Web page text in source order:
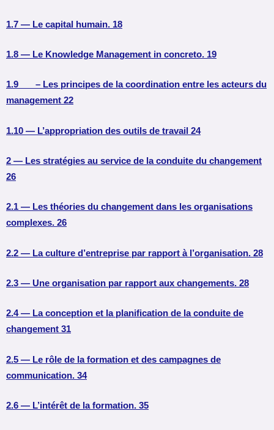
1.7 — Le capital humain. 18
1.8 — Le Knowledge Management in concreto. 19
1.9 – Les principes de la coordination entre les acteurs du
management 22
1.10 — L’appropriation des outils de travail 24
2 — Les stratégies au service de la conduite du changement
26
2.1 — Les théories du changement dans les organisations
complexes. 26
2.2 — La culture d’entreprise par rapport à l’organisation. 28
2.3 — Une organisation par rapport aux changements. 28
2.4 — La conception et la planification de la conduite de
changement 31
2.5 — Le rôle de la formation et des campagnes de
communication. 34
2.6 — L’intérêt de la formation. 35